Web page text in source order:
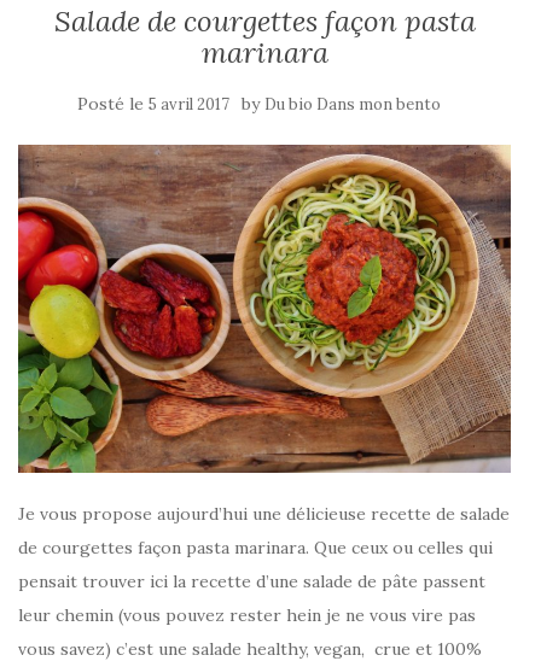
Salade de courgettes façon pasta
marinara
Posté le 5 avril 2017 by Du bio Dans mon bento
Je vous propose aujourd’hui une délicieuse recette de salade
de courgettes façon pasta marinara. Que ceux ou celles qui
pensait trouver ici la recette d’une salade de pâte passent
leur chemin (vous pouvez rester hein je ne vous vire pas
vous savez) c’est une salade healthy, vegan, crue et 100%